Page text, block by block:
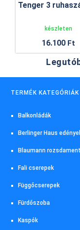
készleten
16.100 Ft
TERMÉK KATEGÓRIÁK
Balkonládák
Berlinger Haus
Blaumann
Fali cserepek
Függőcserepek
Fürdőszoba
Kaspók